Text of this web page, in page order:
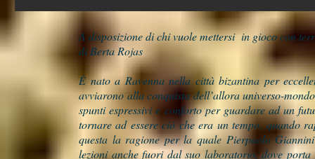
A disposizione di chi vuole mettersi in gioco con
di Berta Rojas
È nato a Ravenna nella città bizantina per
avviarono alla conquista dell’allora universo-
spunti espressivi e conforto per guardare ad un
tornare ad essere ciò che era un tempo, quando
questa la ragione per la quale Pierpaolo
lezioni anche fuori dal suo laboratorio, dove porta